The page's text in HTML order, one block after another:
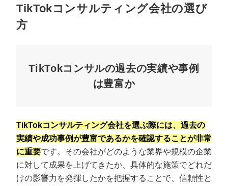
TikTokコンサルティング会社の選び
方
TikTokコンサルの過去の実績や事例
は豊富か
TikTokコンサルティング会社を選ぶ際には、過去の
実績や成功事例が豊富であるかを確認することが非常
に重要です。その会社がどのような業界や規模の企業
に対して成果を上げてきたか、具体的な施策でどれだ
けの影響力を発揮したかを把握することで、信頼性と